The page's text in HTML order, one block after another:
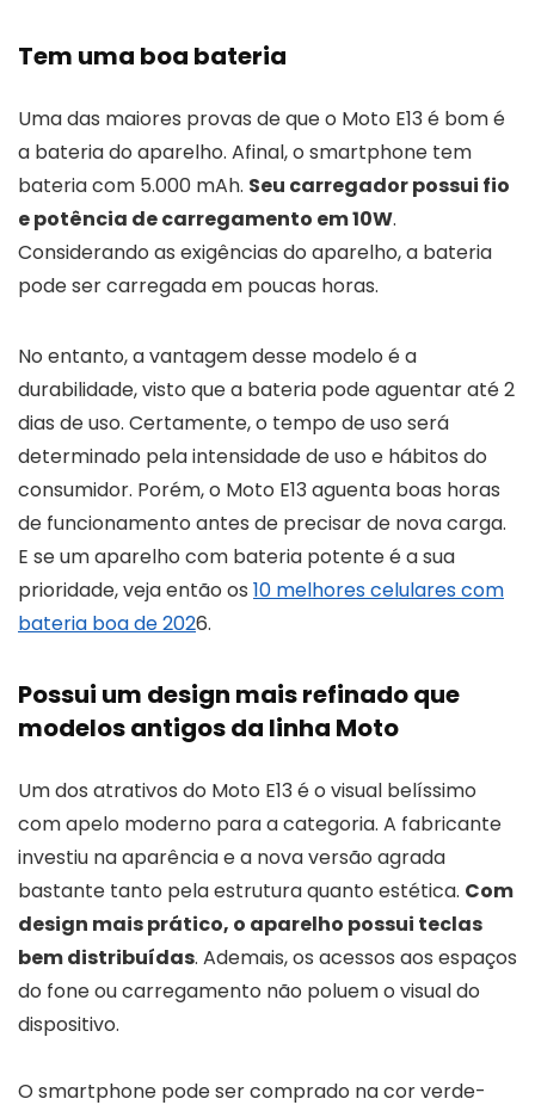
Tem uma boa bateria
Uma das maiores provas de que o Moto E13 é bom é
a bateria do aparelho. Afinal, o smartphone tem
bateria com 5.000 mAh. Seu carregador possui fio
e potência de carregamento em 10W.
Considerando as exigências do aparelho, a bateria
pode ser carregada em poucas horas.
No entanto, a vantagem desse modelo é a
durabilidade, visto que a bateria pode aguentar até 2
dias de uso. Certamente, o tempo de uso será
determinado pela intensidade de uso e hábitos do
consumidor. Porém, o Moto E13 aguenta boas horas
de funcionamento antes de precisar de nova carga.
E se um aparelho com bateria potente é a sua
prioridade, veja então os 10 melhores celulares com
bateria boa de 2026.
Possui um design mais refinado que
modelos antigos da linha Moto
Um dos atrativos do Moto E13 é o visual belíssimo
com apelo moderno para a categoria. A fabricante
investiu na aparência e a nova versão agrada
bastante tanto pela estrutura quanto estética. Com
design mais prático, o aparelho possui teclas
bem distribuídas. Ademais, os acessos aos espaços
do fone ou carregamento não poluem o visual do
dispositivo.
O smartphone pode ser comprado na cor verde-